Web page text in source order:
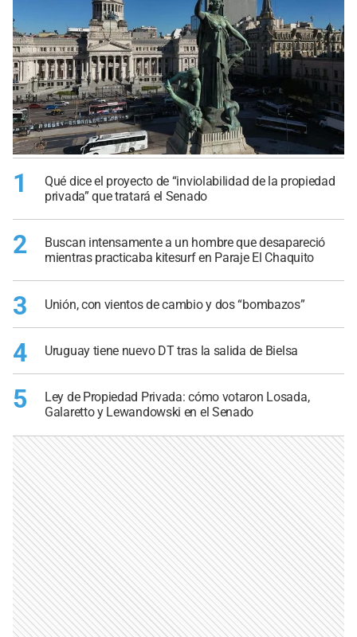
1
Qué dice el proyecto de “inviolabilidad de la propiedad
privada” que tratará el Senado
2
Buscan intensamente a un hombre que desapareció
mientras practicaba kitesurf en Paraje El Chaquito
3 Unión, con vientos de cambio y dos “bombazos”
4 Uruguay tiene nuevo DT tras la salida de Bielsa
5
Ley de Propiedad Privada: cómo votaron Losada,
Galaretto y Lewandowski en el Senado